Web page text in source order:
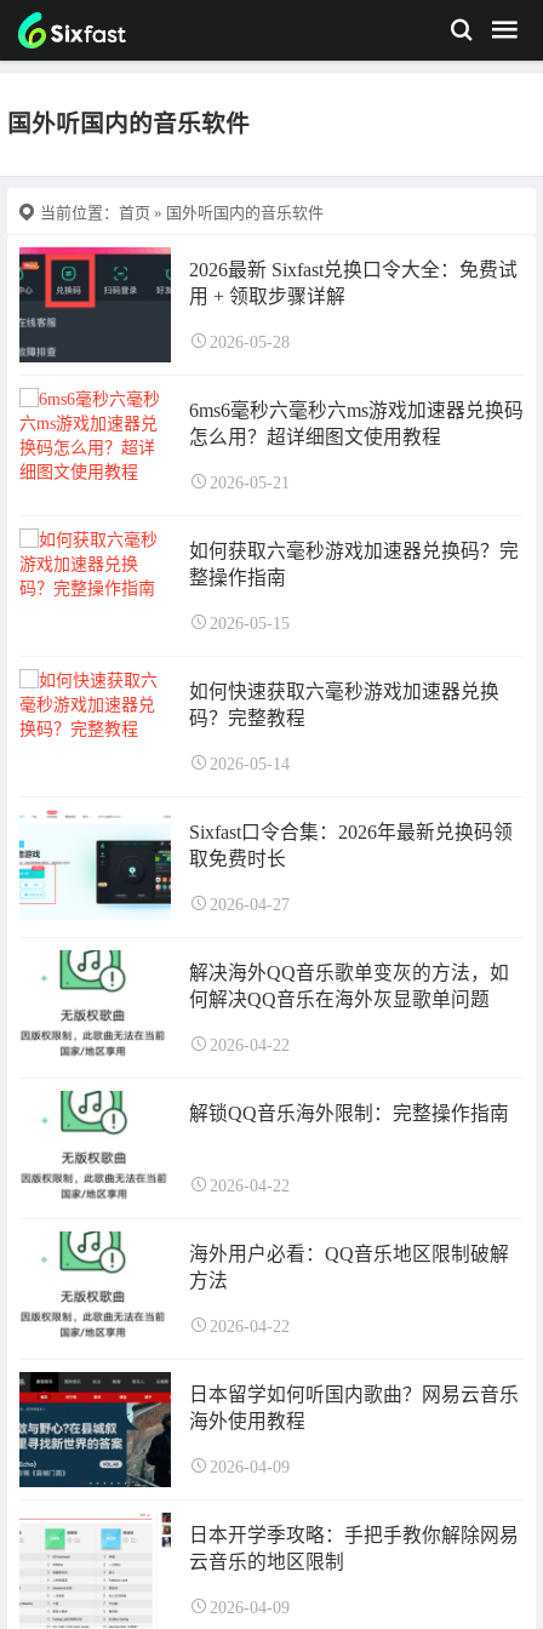
国外听国内的音乐软件
当前位置： 首页 » 国外听国内的音乐软件
2026最新 Sixfast兑换口令大全：免费试
用 + 领取步骤详解
2026-05-28
6ms6毫秒六毫秒六ms游戏加速器兑换码
怎么用？超详细图文使用教程
2026-05-21
如何获取六毫秒游戏加速器兑换码？完
整操作指南
2026-05-15
如何快速获取六毫秒游戏加速器兑换
码？完整教程
2026-05-14
Sixfast口令合集：2026年最新兑换码领
取免费时长
2026-04-27
解决海外QQ音乐歌单变灰的方法，如
何解决QQ音乐在海外灰显歌单问题
2026-04-22
解锁QQ音乐海外限制：完整操作指南
2026-04-22
海外用户必看：QQ音乐地区限制破解
方法
2026-04-22
日本留学如何听国内歌曲？网易云音乐
海外使用教程
2026-04-09
日本开学季攻略：手把手教你解除网易
云音乐的地区限制
2026-04-09